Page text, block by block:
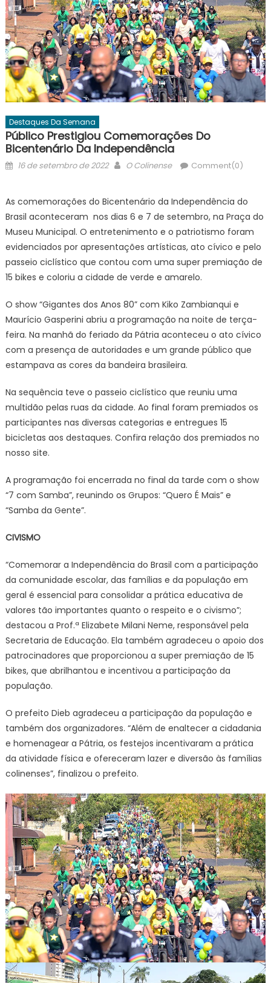
Destaques Da Semana
Público Prestigiou Comemorações Do
Bicentenário Da Independência
Posted
16 de setembro de 2022 Author
O Colinense Comment(0)
As comemorações do Bicentenário da Independência do
Brasil aconteceram nos dias 6 e 7 de setembro, na Praça do
Museu Municipal. O entretenimento e o patriotismo foram
evidenciados por apresentações artísticas, ato cívico e pelo
passeio ciclístico que contou com uma super premiação de
15 bikes e coloriu a cidade de verde e amarelo.
O show “Gigantes dos Anos 80” com Kiko Zambianqui e
Maurício Gasperini abriu a programação na noite de terça-
feira. Na manhã do feriado da Pátria aconteceu o ato cívico
com a presença de autoridades e um grande público que
estampava as cores da bandeira brasileira.
Na sequência teve o passeio ciclístico que reuniu uma
multidão pelas ruas da cidade. Ao final foram premiados os
participantes nas diversas categorias e entregues 15
bicicletas aos destaques. Confira relação dos premiados no
nosso site.
A programação foi encerrada no final da tarde com o show
“7 com Samba”, reunindo os Grupos: “Quero É Mais” e
“Samba da Gente”.
CIVISMO
“Comemorar a Independência do Brasil com a participação
da comunidade escolar, das famílias e da população em
geral é essencial para consolidar a prática educativa de
valores tão importantes quanto o respeito e o civismo”;
destacou a Prof.ª Elizabete Milani Neme, responsável pela
Secretaria de Educação. Ela também agradeceu o apoio dos
patrocinadores que proporcionou a super premiação de 15
bikes, que abrilhantou e incentivou a participação da
população.
O prefeito Dieb agradeceu a participação da população e
também dos organizadores. “Além de enaltecer a cidadania
e homenagear a Pátria, os festejos incentivaram a prática
da atividade física e ofereceram lazer e diversão às famílias
colinenses”, finalizou o prefeito.